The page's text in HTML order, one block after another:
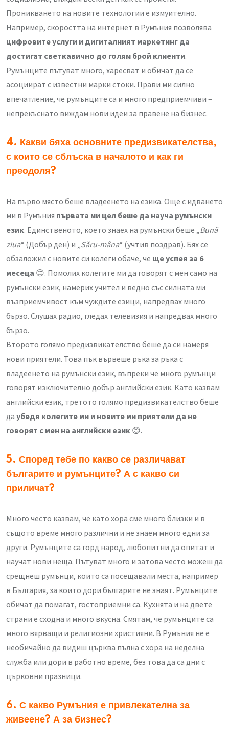
Проникването на новите технологии е измуително.
Например, скоростта на интернет в Румъния позволява
цифровите услуги и дигиталният маркетинг да
достигат светкавично до голям брой клиенти.
Румънците пътуват много, харесват и обичат да се
асоциират с известни марки стоки. Прави ми силно
впечатление, че румънците са и много предприемчиви –
непрекъснато виждам нови идеи за правене на бизнес.
4. Какви бяха основните предизвикателства,
с които се сблъска в началото и как ги
преодоля?
На първо място беше владеенето на езика. Още с идването
ми в Румъния първата ми цел беше да науча румънски
език. Единственото, което знаех на румънски беше „Bună
ziua“ (Добър ден) и „Săru-mâna“ (учтив поздрав). Бях се
обзаложил с новите си колеги обаче, че ще успея за 6
месеца 😊. Помолих колегите ми да говорят с мен само на
румънски език, намерих учител и ведно със силната ми
възприемчивост към чуждите езици, напредвах много
бързо. Слушах радио, гледах телевизия и напредвах много
бързо.
Второто голямо предизвикателство беше да си намеря
нови приятели. Това пък вървеше ръка за ръка с
владеенето на румънски език, въпреки че много румънци
говорят изключително добър английски език. Като казвам
английски език, третото голямо предизвикателство беше
да убедя колегите ми и новите ми приятели да не
говорят с мен на английски език 😊.
5. Според тебе по какво се различават
българите и румънците? А с какво си
приличат?
Много често казвам, че като хора сме много близки и в
същото време много различни и не знаем много едни за
други. Румънците са горд народ, любопитни да опитат и
научат нови неща. Пътуват много и затова често можеш да
срещнеш румънци, които са посещавали места, например
в България, за които дори българите не знаят. Румънците
обичат да помагат, гостоприемни са. Кухнята и на двете
страни е сходна и много вкусна. Смятам, че румънците са
много вярващи и религиозни християни. В Румъния не е
необичайно да видиш църква пълна с хора на неделна
служба или дори в работно време, без това да са дни с
църковни празници.
6. С какво Румъния е привлекателна за
живеене? А за бизнес?